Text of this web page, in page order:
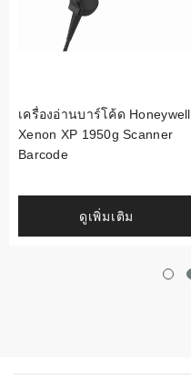
เครื่องอ่านบาร์โค้ด Honeywell
Xenon XP 1950g Scanner
Barcode
ดูเพิ่มเติม